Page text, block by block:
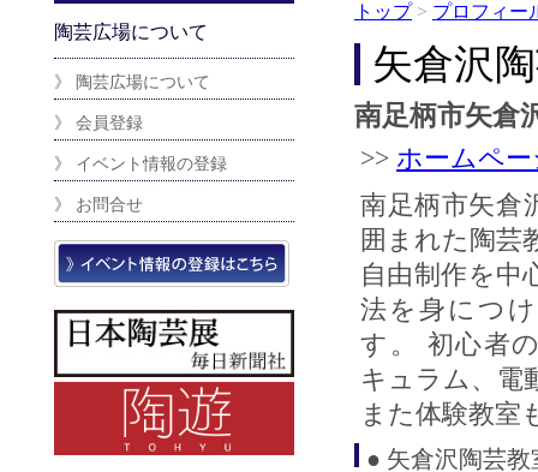
トップ> プロフィー
矢倉沢
南足柄市矢倉
>> ホームペ
南足柄市矢倉
囲まれた陶芸
自由制作を中
法を身につ
す。 初心者
キュラム、電
また体験教室
● 矢倉沢陶芸教
陶芸広場について
》 陶芸広場について
》 会員登録
》 イベント情報の登録
》 お問合せ